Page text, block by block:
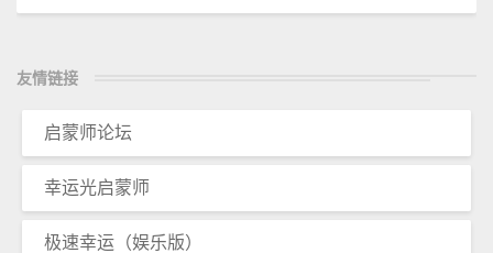
友情链接
启蒙师论坛
幸运光启蒙师
极速幸运（娱乐版）